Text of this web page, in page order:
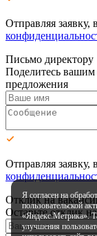
Я согласен на
пользовательской
«Яндекс.Метрика».
улучшения
Отправляя заявку,
Письмо директору
Поделитесь вашим
предложения
Отправляя заявку,
Отклик на
Оставьте отклик